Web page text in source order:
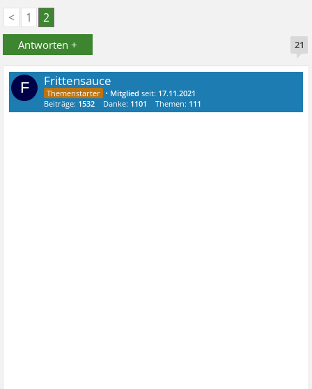
<
1 2
Antworten + 21
F Frittensauce
• Mitglied seit: 17.11.2021
Beiträge: 1532 Danke: 1101 Themen: 111